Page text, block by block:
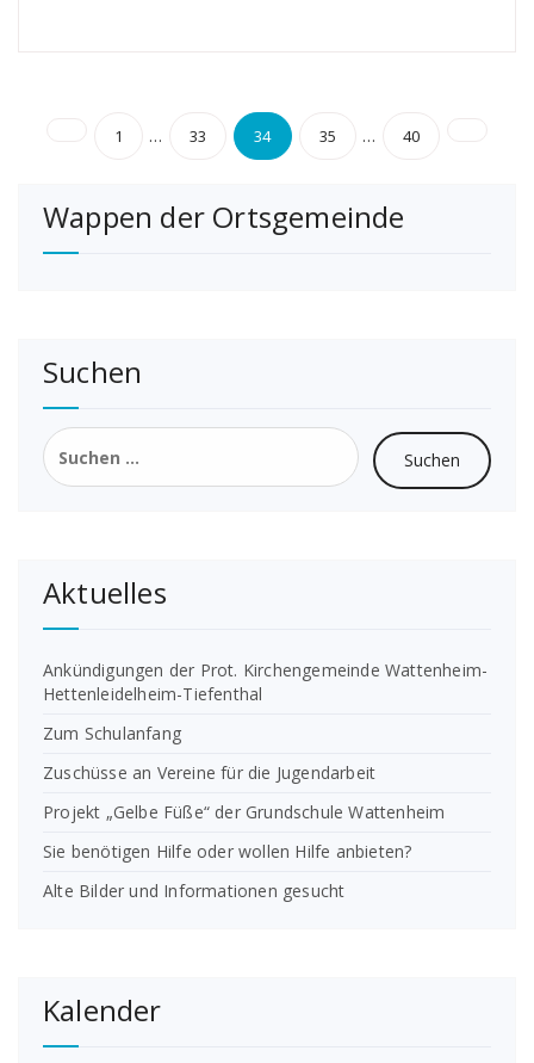
Seitennummerierung
Beiträge
1 … 33 34 35 … 40
Wappen der Ortsgemeinde
Suchen
Suchen
nach:
Aktuelles
Ankündigungen der Prot. Kirchengemeinde Wattenheim-
Hettenleidelheim-Tiefenthal
Zum Schulanfang
Zuschüsse an Vereine für die Jugendarbeit
Projekt „Gelbe Füße“ der Grundschule Wattenheim
Sie benötigen Hilfe oder wollen Hilfe anbieten?
Alte Bilder und Informationen gesucht
Kalender